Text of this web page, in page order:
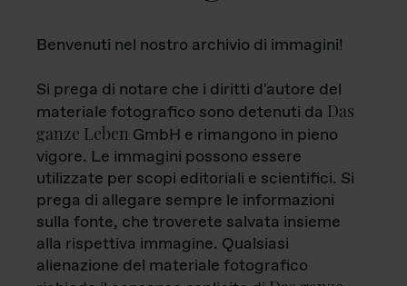
Benvenuti nel nostro archivio di immagini!
Si prega di notare che i diritti d'autore del
materiale fotografico sono detenuti da Das
ganze Leben GmbH e rimangono in pieno
vigore. Le immagini possono essere
utilizzate per scopi editoriali e scientifici. Si
prega di allegare sempre le informazioni
sulla fonte, che troverete salvata insieme
alla rispettiva immagine. Qualsiasi
alienazione del materiale fotografico